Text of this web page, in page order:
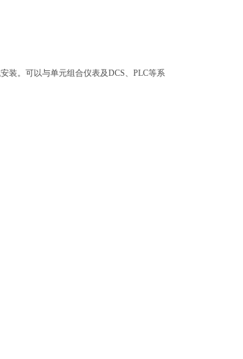
装。可以与单元组合仪表及DCS、PLC等系